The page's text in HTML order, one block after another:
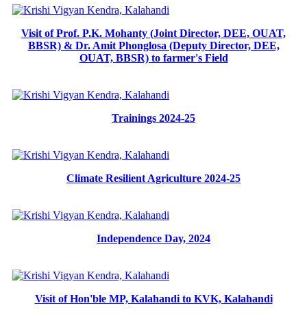
Visit of Prof. P.K. Mohanty (Joint Director, DEE, OUAT,
BBSR) & Dr. Amit Phonglosa (Deputy Director, DEE,
OUAT, BBSR) to farmer's Field
Trainings 2024-25
Climate Resilient Agriculture 2024-25
Independence Day, 2024
Visit of Hon'ble MP, Kalahandi to KVK, Kalahandi